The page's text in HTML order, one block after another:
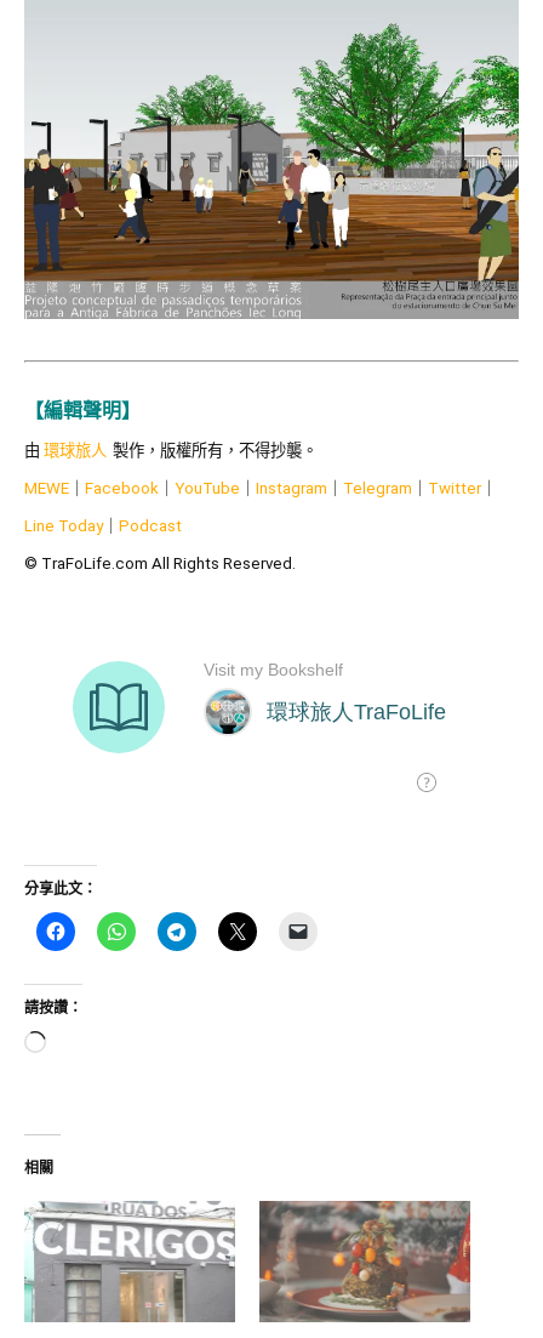
【編輯聲明】
由 環球旅人 製作，版權所有，不得抄襲。
MEWE Facebook YouTube Instagram Telegram Twitter｜
Line Today｜ Podcast
© TraFoLife.com All Rights Reserved.
分享此文：
請按讚：
正
入...
相關